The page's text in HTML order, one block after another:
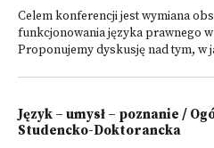
Celem konferencji jest wymiana
funkcjonowania języka prawnego
Proponujemy dyskusję nad tym, w
Język – umysł – poznanie /
Studencko-Doktorancka